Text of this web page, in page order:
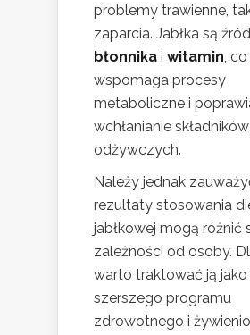
problemy trawienne,
zaparcia. Jabłka są
błonnika i witamin, co
wspomaga procesy
metaboliczne i
wchłanianie składników
odżywczych.
Należy jednak
rezultaty stosowania
jabłkowej mogą różnić
zależności od osoby.
warto traktować ją
szerszego programu
zdrowotnego i